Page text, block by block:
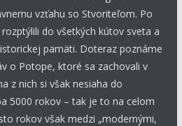
vzťahu so Stvoriteľom. Po
do všetkých kútov sveta a
pamäti. Doteraz poznáme
o Potope, ktoré sa zachovali v
z nich si však nesiaha do
5000 rokov – tak je to na celom
rokov však medzi „modernými,